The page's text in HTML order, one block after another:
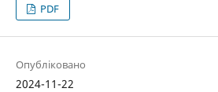
PDF
Опубліковано
2024-11-22